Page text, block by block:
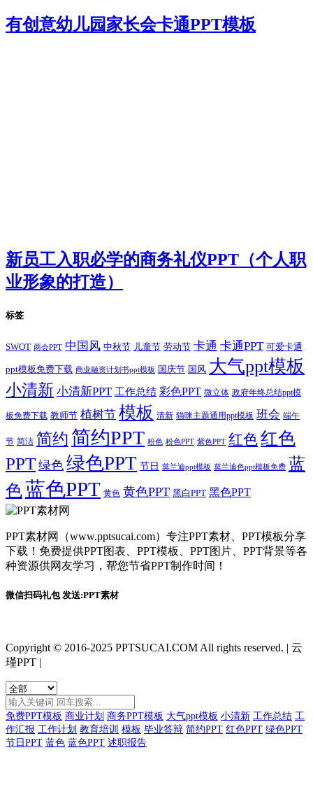
有创意幼儿园家长会卡通PPT模板
新员工入职必学的商务礼仪PPT（个人职
业形象的打造）
标签
SWOT 两会PPT 中国风 中秋节 儿童节 劳动节 卡通 卡通PPT 可爱卡通
ppt模板免费下载 商业融资计划书ppt模板 国庆节 国风 大气ppt模板
小清新 小清新PPT 工作总结 彩色PPT 微立体 政府年终总结ppt模
板免费下载 教师节 植树节 模板 清新 猫咪主题通用ppt模板 班会 端午
节 简洁 简约 简约PPT 粉色 粉色PPT 紫色PPT 红色红色
PPT 绿色 绿色PPT 节日 莫兰迪ppt模板 莫兰迪色ppt模板免费 蓝
色蓝色PPT 黄色 黄色PPT 黑白PPT 黑色PPT
PPT素材网（www.pptsucai.com）专注PPT素材、PPT模板分享
下载！免费提供PPT图表、PPT模板、PPT图片、PPT背景等各
种资源供网友学习，帮您节省PPT制作时间！
微信扫码礼包 发送:PPT素材
Copyright © 2016-2025 PPTSUCAI.COM All rights reserved. | 云
瑾PPT |
免费PPT模板 商业计划 商务PPT模板 大气ppt模板 小清新 工作总结 工
作汇报 工作计划 教育培训 模板 毕业答辩 简约PPT 红色PPT 绿色PPT
节日PPT 蓝色 蓝色PPT 述职报告